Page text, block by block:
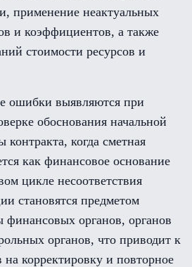
применение неактуальных
и коэффициентов, а также
стоимости ресурсов и
ошибки выявляются при
обоснования начальной
когда сметная
как финансовое основание
цикле несоответствия
становятся предметом
финансовых органов, органов
органов, что приводит к
на корректировку и повторное